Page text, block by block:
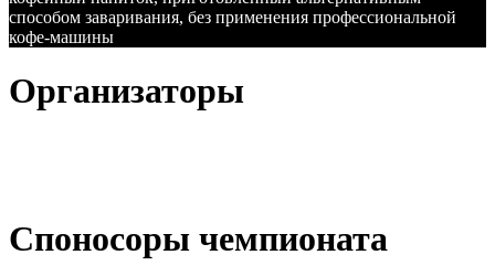
способом заваривания, без применения профессиональной
кофе-машины
Организаторы
Споносоры чемпионата